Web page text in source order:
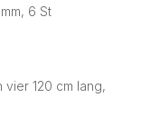
6 St
120 cm lang,